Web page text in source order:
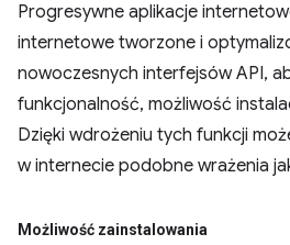
Progresywne aplikacje
internetowe tworzone i
nowoczesnych interfejsów API,
funkcjonalność, możliwość
Dzięki wdrożeniu tych funkcji
w internecie podobne wrażenia
Możliwość zainstalowania